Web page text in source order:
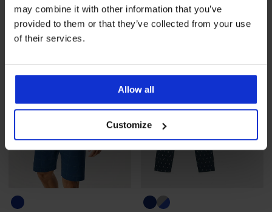
may combine it with other information that you’ve
provided to them or that they’ve collected from your use
of their services.
Allow all
Customize
ΠΕΡΙΟΡΙΣΜΕΝΑ